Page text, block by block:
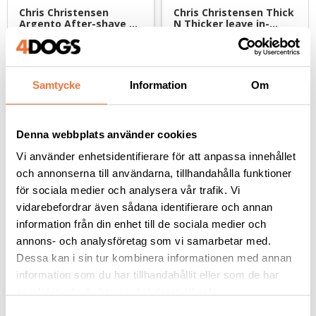
Samtycke Information Om
Denna webbplats använder cookies
Vi använder enhetsidentifierare för att anpassa innehållet
och annonserna till användarna, tillhandahålla funktioner
för sociala medier och analysera vår trafik. Vi
vidarebefordrar även sådana identifierare och annan
information från din enhet till de sociala medier och
annons- och analysföretag som vi samarbetar med.
Dessa kan i sin tur kombinera informationen med annan
information som du har tillhandahållit eller som de har
Chris Christensen
Argento After-shave
399kr
Chris Christensen Thick
N Thicker leave in-
balsamspray - 236 ml
Spraybalsam som ger pälsen volym och fyllighet
299kr
Andra köpte även